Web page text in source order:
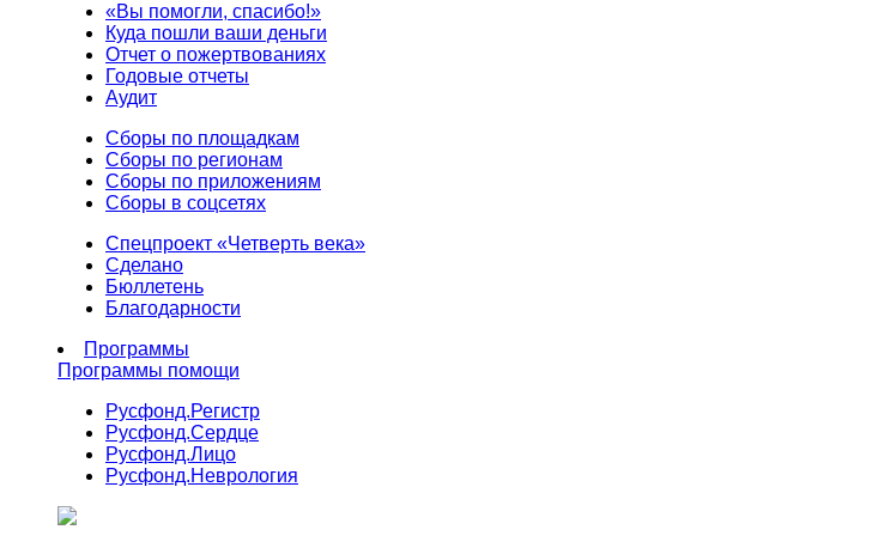
«Вы помогли, спасибо!»
Куда пошли ваши деньги
Отчет о пожертвованиях
Годовые отчеты
Аудит
Сборы по площадкам
Сборы по регионам
Сборы по приложениям
Сборы в соцсетях
Спецпроект «Четверть века»
Сделано
Бюллетень
Благодарности
Программы
Программы помощи
Русфонд.Регистр
Русфонд.Сердце
Русфонд.Лицо
Русфонд.Неврология